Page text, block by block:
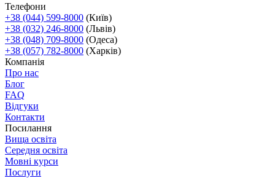
Телефони
+38 (044) 599-8000 (Київ)
+38 (032) 246-8000 (Львів)
+38 (048) 709-8000 (Одеса)
+38 (057) 782-8000 (Харків)
Компанія
Про нас
Блог
FAQ
Відгуки
Контакти
Посилання
Вища освіта
Середня освіта
Мовні курси
Послуги